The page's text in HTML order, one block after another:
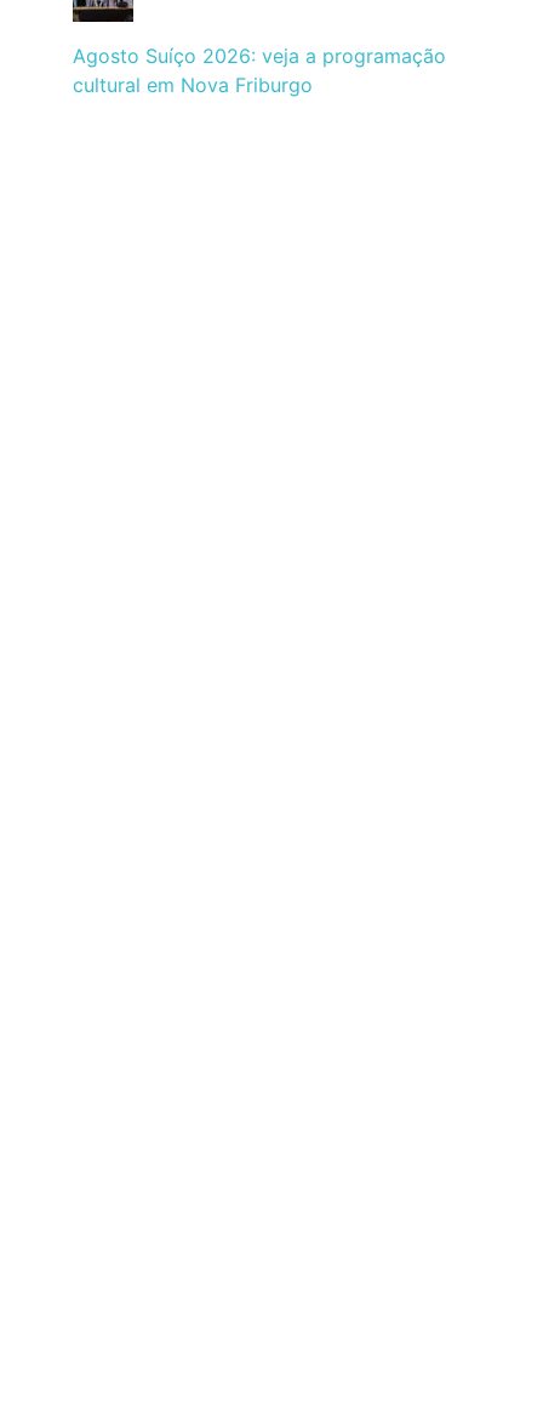
Agosto Suíço 2026: veja a programação
cultural em Nova Friburgo